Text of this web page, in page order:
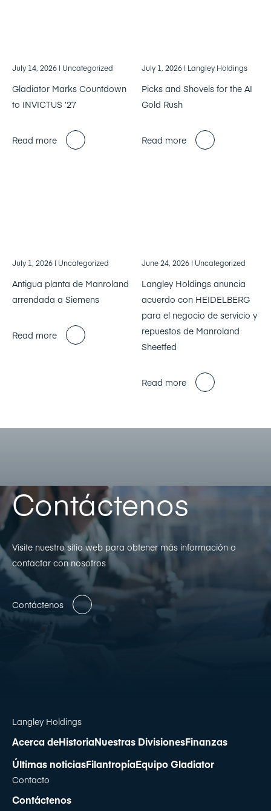
July 14, 2026 | Uncategorized
Gladiator Marks Countdown
to INVICTUS ’27
Read more
July 1, 2026 | Langley Holdings
Picks and Shovels for the AI
Gold Rush
Read more
July 1, 2026 | Uncategorized
Antigua planta de Manroland
arrendada a Siemens
Read more
June 24, 2026 | Uncategorized
Langley Holdings anuncia
acuerdo con HEIDELBERG
para el negocio de servicio y
repuestos de Manroland
Sheetfed
Read more
Contáctenos
Visite nuestro sitio web para obtener más información o
contactar con nosotros
Contáctenos
Langley Holdings
Acerca deHistoriaNuestras DivisionesFinanzas
Últimas noticiasFilantropíaEquipo Gladiator
Contacto
Contáctenos